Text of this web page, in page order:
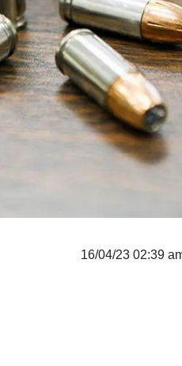
16/04/23 02:39